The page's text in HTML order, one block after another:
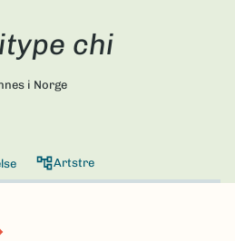
chi
i Norge
Artstre